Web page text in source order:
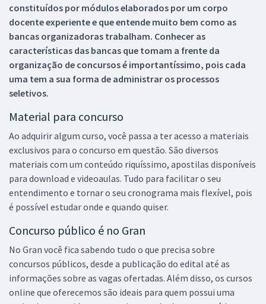
constituídos por módulos elaborados por um corpo
docente experiente e que entende muito bem como as
bancas organizadoras trabalham. Conhecer as
características das bancas que tomam a frente da
organização de concursos é importantíssimo, pois cada
uma tem a sua forma de administrar os processos
seletivos.
Material para concurso
Ao adquirir algum curso, você passa a ter acesso a materiais
exclusivos para o concurso em questão. São diversos
materiais com um conteúdo riquíssimo, apostilas disponíveis
para download e videoaulas. Tudo para facilitar o seu
entendimento e tornar o seu cronograma mais flexível, pois
é possível estudar onde e quando quiser.
Concurso público é no Gran
No Gran você fica sabendo tudo o que precisa sobre
concursos públicos, desde a publicação do edital até as
informações sobre as vagas ofertadas. Além disso, os cursos
online que oferecemos são ideais para quem possui uma